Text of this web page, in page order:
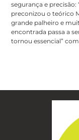
segurança e precisão:
preconizou o teórico
grande palheiro e
encontrada passa a
tornou essencial”